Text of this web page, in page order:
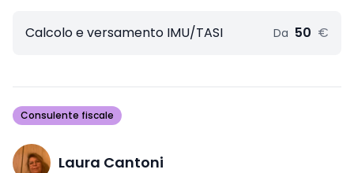
Calcolo e versamento IMU/TASI Da 50 €
Consulente fiscale
Laura Cantoni